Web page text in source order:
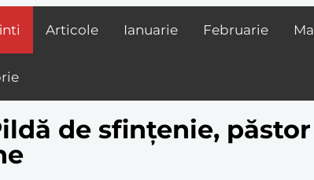
Articole Ianuarie Februarie
de sfințenie,